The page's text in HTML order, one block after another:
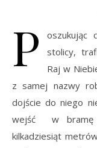
P
oszukując
stolicy,
Raj w
z samej nazwy
dojście do niego
wejść w bramę
kilkadziesiąt